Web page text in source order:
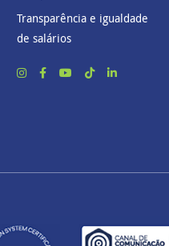
Transparência e igualdade
de salários